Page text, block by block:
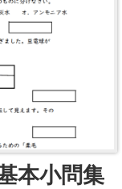
本小問集